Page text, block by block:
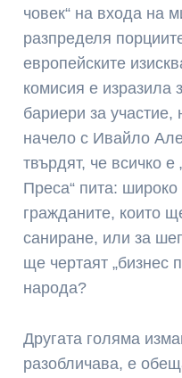
човек“ на входа на
разпределя
европейските
комисия е изразила
бариери за
начело с Ивайло
твърдят, че всичко е
Преса“ пита: широко
гражданите, които
саниране, или за
ще чертаят „бизнес
народа?
Другата голяма
разобличава, е